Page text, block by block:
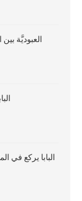
العبوديَّة
البابا يركع في